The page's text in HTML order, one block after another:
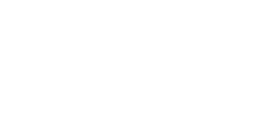
den